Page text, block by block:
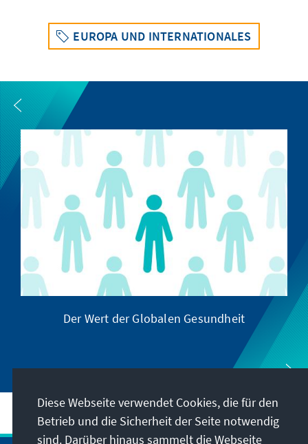
EUROPA UND INTERNATIONALES
Der Wert der Globalen Gesundheit
Diese Webseite verwendet Cookies, die für den
Betrieb und die Sicherheit der Seite notwendig
sind. Darüber hinaus sammelt die Webseite